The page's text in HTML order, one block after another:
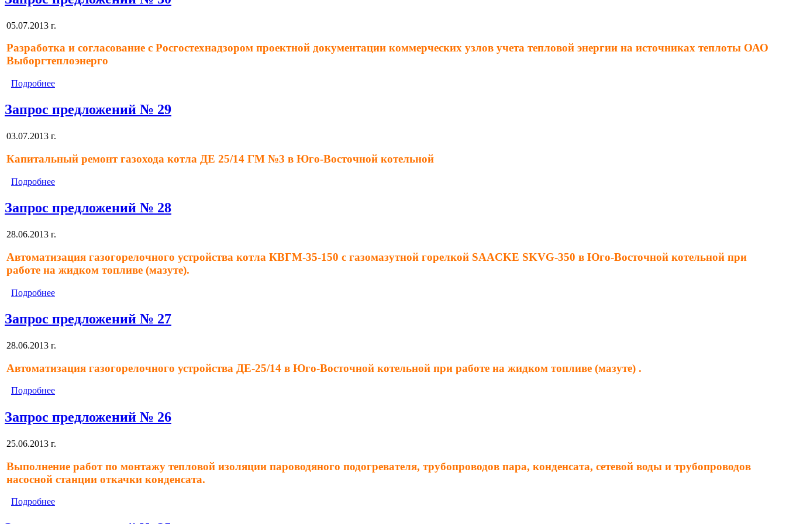
05.07.2013 г.
Разработка и согласование с Росгостехнадзором проектной документации коммерческих узлов учета тепловой энергии на источниках теплоты ОАО
Выборгтеплоэнерго
Подробнее
Запрос предложений № 29
03.07.2013 г.
Капитальный ремонт газохода котла ДЕ 25/14 ГМ №3 в Юго-Восточной котельной
Подробнее
Запрос предложений № 28
28.06.2013 г.
Автоматизация газогорелочного устройства котла КВГМ-35-150 с газомазутной горелкой SAACKE SKVG-350 в Юго-Восточной котельной при
работе на жидком топливе (мазуте).
Подробнее
Запрос предложений № 27
28.06.2013 г.
Автоматизация газогорелочного устройства ДЕ-25/14 в Юго-Восточной котельной при работе на жидком топливе (мазуте) .
Подробнее
Запрос предложений № 26
25.06.2013 г.
Выполнение работ по монтажу тепловой изоляции пароводяного подогревателя, трубопроводов пара, конденсата, сетевой воды и трубопроводов
насосной станции откачки конденсата.
Подробнее